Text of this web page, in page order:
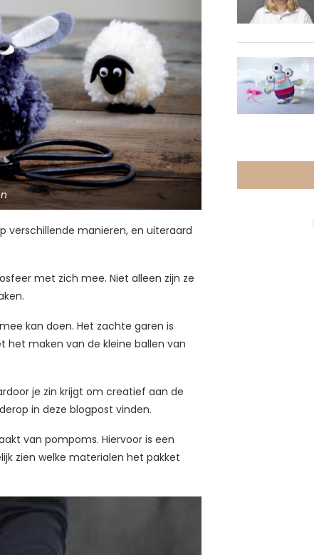
verschillende manieren, en uiteraard
met zich mee. Niet alleen zijn ze
kan doen. Het zachte garen is
maken van de kleine ballen van
je zin krijgt om creatief aan de
in deze blogpost vinden.
van pompoms. Hiervoor is een
zien welke materialen het pakket